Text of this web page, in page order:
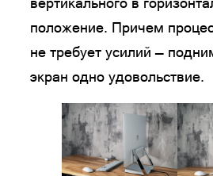
положение. Причем
не требует усилий —
экран одно удовольствие.